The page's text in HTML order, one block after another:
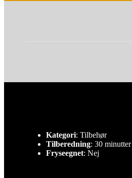
Kategori: Tilbehør
Tilberedning: 30 minutter
Fryseegnet: Nej